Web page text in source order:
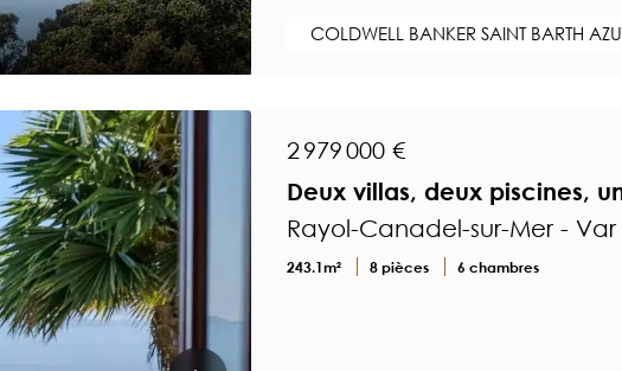
COLDWELL BANKER SAINT BARTH
2 979 000 €
Deux villas, deux piscines,
Rayol-Canadel-sur-Mer - Var
243.1m² 8 pièces 6 chambres